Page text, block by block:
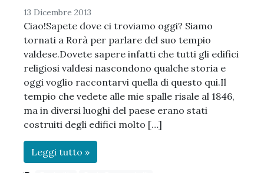
13 Dicembre 2013
Ciao!Sapete dove ci troviamo oggi? Siamo
tornati a Rorà per parlare del suo tempio
valdese.Dovete sapere infatti che tutti gli edifici
religiosi valdesi nascondono qualche storia e
oggi voglio raccontarvi quella di questo qui.Il
tempio che vedete alle mie spalle risale al 1846,
ma in diversi luoghi del paese erano stati
costruiti degli edifici molto […]
Leggi tutto »